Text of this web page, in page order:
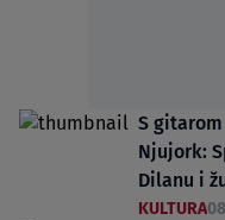
S
Njujork:
Dilanu i
KULTURA